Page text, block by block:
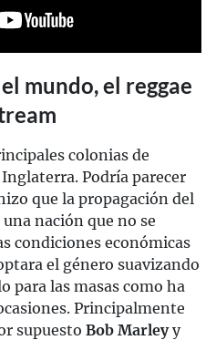
mundo, el reggae
colonias de
Podría parecer
que la propagación del
nación que no se
condiciones económicas
el género suavizando
para las masas como ha
Principalmente
supuesto Bob Marleyy